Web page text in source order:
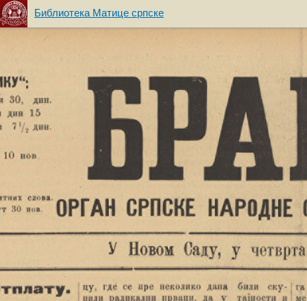
Библиотека Матице српске